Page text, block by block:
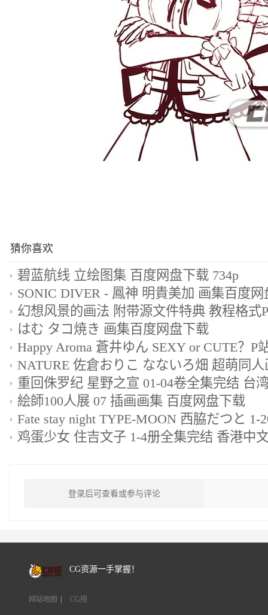
猜你喜欢
碧蓝航线 立绘图集 百度网盘下载 734p
SONIC DIVER - 鳳神 明貴美加 画集百度网
はむ タコ焼き 画集百度网盘下载
絵師100人展 07 插画画集 百度网盘下载
鸡蛋少女 住吉文子 1-4册全集完结 香港中
登录后可查看或参与评论
CG资源一手掌握！
网站地图 CG捞